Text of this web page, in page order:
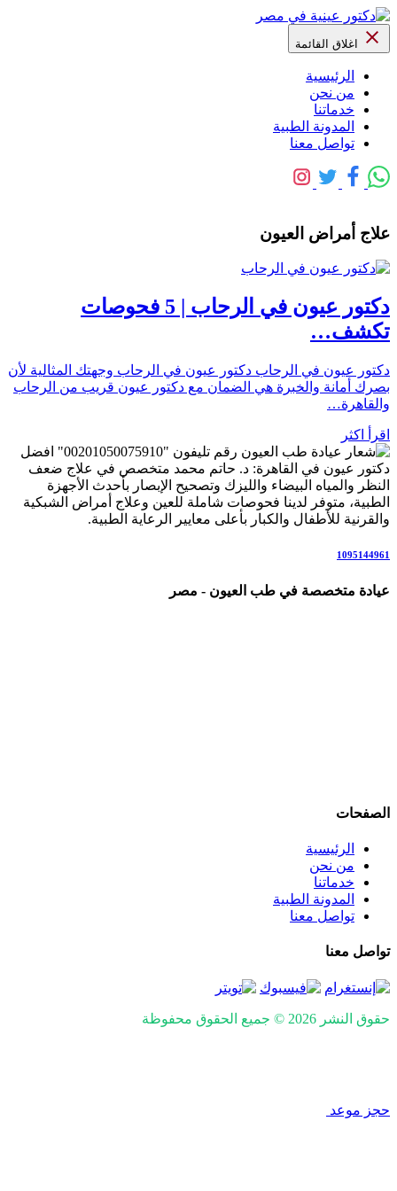
اغلاق القائمة
الرئيسية
من نحن
خدماتنا
المدونة الطبية
تواصل معنا
علاج أمراض العيون
دكتور عيون في الرحاب | 5 فحوصات
تكشف…
دكتور عيون في الرحاب دكتور عيون في الرحاب وجهتك المثالية لأن
بصرك أمانة والخبرة هي الضمان مع دكتور عيون قريب من الرحاب
والقاهرة…
اقرأ اكثر
رقم تليفون "00201050075910" افضل
دكتور عيون في القاهرة: د. حاتم محمد متخصص في علاج ضعف
النظر والمياه البيضاء والليزك وتصحيح الإبصار بأحدث الأجهزة
الطبية، متوفر لدينا فحوصات شاملة للعين وعلاج أمراض الشبكية
والقرنية للأطفال والكبار بأعلى معايير الرعاية الطبية.
1095144961
عيادة متخصصة في طب العيون - مصر
الصفحات
الرئيسية
من نحن
خدماتنا
المدونة الطبية
تواصل معنا
تواصل معنا
حقوق النشر 2026 © جميع الحقوق محفوظة
حجز موعد